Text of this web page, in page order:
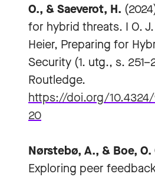
O., & Saeverot, H.
for hybrid threats. I O.
Heier, Preparing for
Security (1. utg., s.
Routledge.
https://doi.org/10.4324/
20
Nørstebø, A., & Boe, O.
Exploring peer